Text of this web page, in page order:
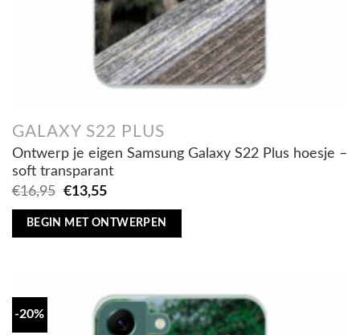
GALAXY S22 PLUS
Ontwerp je eigen Samsung Galaxy S22 Plus hoesje –
soft transparant
€16,95
Oorspronkelijke
was:
€13,55Huidige
is:
BEGIN MET ONTWERPEN
-20%